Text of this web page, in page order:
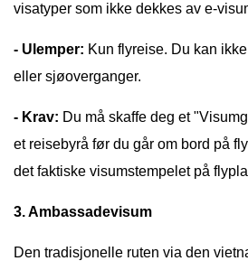
visatyper som ikke dekkes av e-
- Ulemper: Kun flyreise. Du kan
eller sjøoverganger.
- Krav: Du må skaffe deg et
et reisebyrå før du går om bord på
det faktiske visumstempelet på
3. Ambassadevisum
Den tradisjonelle ruten via den